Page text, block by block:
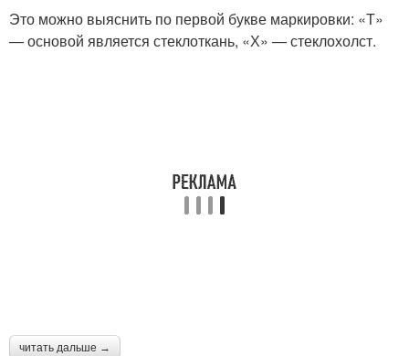
Это можно выяснить по первой букве маркировки: «Т»
— основой является стеклоткань, «Х» — стеклохолст.
читать дальше →